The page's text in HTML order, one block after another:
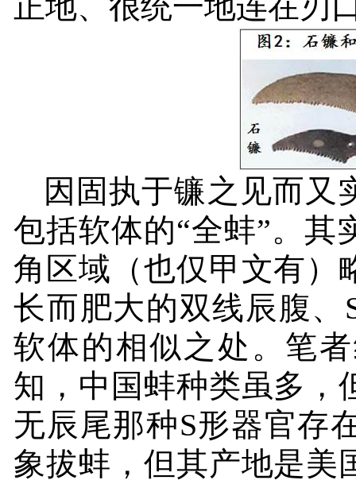
因固执于镰之见而又
包括软体的“全蚌”。其
角区域（也仅甲文有）
长而肥大的双线辰腹、
软体的相似之处。笔
知，中国蚌种类虽多，
无辰尾那种S形器官存
象拔蚌，但其产地是美